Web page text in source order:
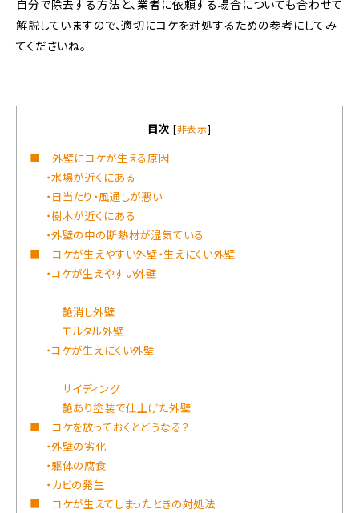
自分で除去する方法と、業者に依頼する場合についても合わせて
解説していますので、適切にコケを対処するための参考にしてみ
てくださいね。
目次 [非表示]
■ 外壁にコケが生える原因
・水場が近くにある
・日当たり・風通しが悪い
・樹木が近くにある
・外壁の中の断熱材が湿気ている
■ コケが生えやすい外壁・生えにくい外壁
・コケが生えやすい外壁
艶消し外壁
モルタル外壁
・コケが生えにくい外壁
サイディング
艶あり塗装で仕上げた外壁
■ コケを放っておくとどうなる？
・外壁の劣化
・躯体の腐食
・カビの発生
■ コケが生えてしまったときの対処法